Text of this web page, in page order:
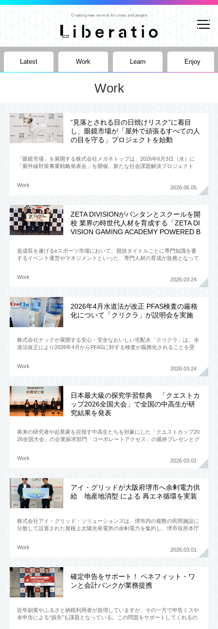
Creating new normal for cities and people
Latest Work Learn Enjoy
Work
“見落とされる目の日焼けリスク”に着目
し、眼鏡市場が「屋外で頑張るすべての人
の目を守る」プロジェクトを始動
「眼鏡市場」を展開する株式会社メガネトップは、2026年6月3日（水）に
「紫外線対策事業戦略発表会」を開催。新たな社会課題解決プロジェクト
2026.06.05
Work
ZETA DIVISIONがバンタンとスクールを開
校 業界の時世代人材を育成する「ZETA DI
VISION GAMING ACADEMY POWERED B
急成長を遂げるeスポーツ市場において、競技タイトルごとに専門知識を要
するイベント運営やマネジメントといった、専門人材の育成が急務となって
2026.03.24
Work
2026年4月水道法が改正 PFAS検査の厳格
化について「クリクラ」が説明会を実施
株式会社ナックが展開する安心・安全なおいしい宅配水「クリクラ」は、水
道法改正により2026年4月からPFASに対する検査が義務化されることを受
2026.03.24
Work
日本最大級の探究学習祭典 「クエストカ
ップ2026全国大会」で全国の中高生が研
究結果を発表
将来の研究者や起業家を目指す中高生たちを対象にした「クエストカップ20
26全国大会」の企業探求部門「コーポレートアクセス」の最終プレゼンとグ
2026.03.01
Work
アイ・グリッドが大阪府堺市へ余剰電力供
給 地産地消型 による 再エネ循環を実装
株式会社アイ・グリッド・ソリューションズは、堺市内の複数の民間施設に
分散して設置された屋根上太陽光発電所の余剰電力を集約し、堺市役所本庁
2026.03.01
Work
確定申告をサポート！ ベネフィット・ワ
ンと会計バンクが業務提携
近年副業やふるさと納税利用者が急増していますが、その一方で申告ミスや
未申告による“損失”も課題となっている。この問題をサポートしてくれるの